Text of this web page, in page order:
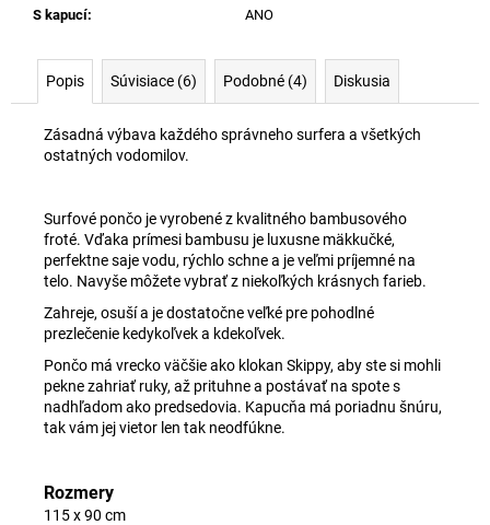
S kapucí: ANO
Popis Súvisiace (6) Podobné (4) Diskusia
Zásadná výbava každého správneho surfera a všetkých
ostatných vodomilov.
Surfové pončo je vyrobené z kvalitného bambusového
froté. Vďaka prímesi bambusu je luxusne mäkkučké,
perfektne saje vodu, rýchlo schne a je veľmi príjemné na
telo. Navyše môžete vybrať z niekoľkých krásnych farieb.
Zahreje, osuší a je dostatočne veľké pre pohodlné
prezlečenie kedykoľvek a kdekoľvek.
Pončo má vrecko väčšie ako klokan Skippy, aby ste si mohli
pekne zahriať ruky, až prituhne a postávať na spote s
nadhľadom ako predsedovia. Kapucňa má poriadnu šnúru,
tak vám jej vietor len tak neodfúkne.
Rozmery
115 x 90 cm